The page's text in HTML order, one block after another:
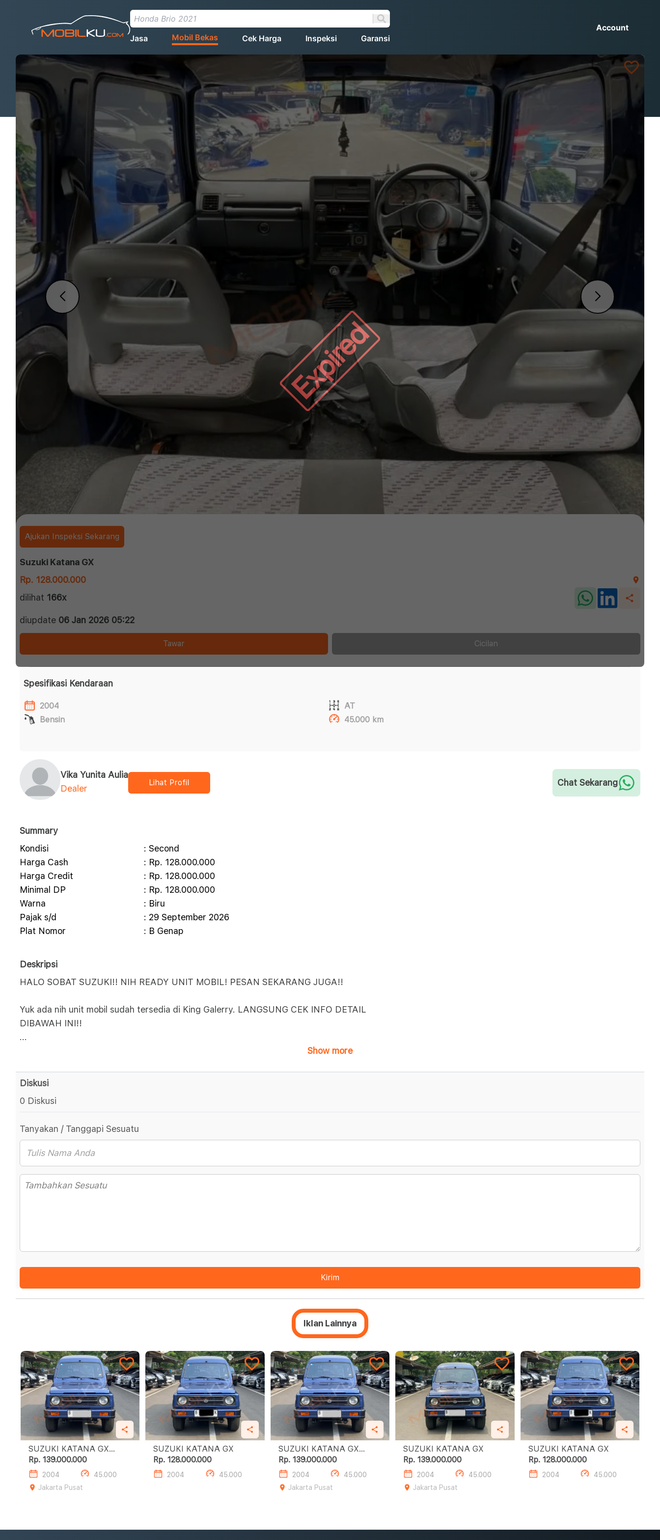
Jasa Mobil Bekas Cek Harga Inspeksi Garansi
Account
Expired
Ajukan Inspeksi Sekarang
Suzuki Katana GX
Rp. 128.000.000
dilihat 166x
diupdate 06 Jan 2026 05:22
Tawar Cicilan
Spesifikasi Kendaraan
2004
AT
Bensin
45.000 km
Vika Yunita Aulia
Dealer
Lihat Profil Chat Sekarang
Summary
Kondisi
: Second
Harga Cash
: Rp. 128.000.000
Harga Credit
: Rp. 128.000.000
Minimal DP
: Rp. 128.000.000
Warna
: Biru
Pajak s/d
: 29 September 2026
Plat Nomor
: B Genap
Deskripsi
HALO SOBAT SUZUKI!! NIH READY UNIT MOBIL! PESAN SEKARANG JUGA!!
Yuk ada nih unit mobil sudah tersedia di King Galerry. LANGSUNG CEK INFO DETAIL
DIBAWAH INI!!
...
Show more
Diskusi
0 Diskusi
Tanyakan / Tanggapi Sesuatu
Kirim
Iklan Lainnya
SUZUKI KATANA GX
MANUAL
Rp. 139.000.000
2004
45.000
Jakarta Pusat
SUZUKI KATANA GX
Rp. 128.000.000
2004 45.000
SUZUKI KATANA GX
MANUAL
Rp. 139.000.000
2004
45.000
Jakarta Pusat
SUZUKI KATANA GX
Rp. 139.000.000
2004
45.000
Jakarta Pusat
SUZUKI KATANA GX
Rp. 128.000.000
2004 45.000